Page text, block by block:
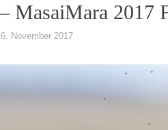
MasaiMara 2017
November 2017